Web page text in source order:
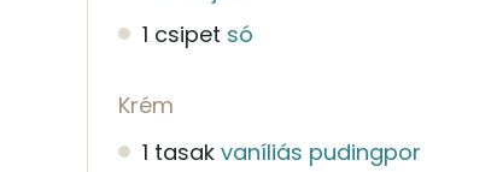
1 csipet só
Krém
1 tasak vaníliás pudingpor